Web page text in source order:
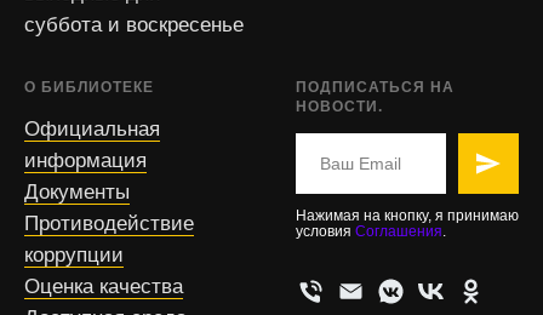
суббота и воскресенье
О БИБЛИОТЕКЕ
Официальная
информация
Документы
Противодействие
коррупции
Оценка качества
ПОДПИСАТЬСЯ НА
НОВОСТИ.
Нажимая на кнопку, я принимаю
условия Соглашения.